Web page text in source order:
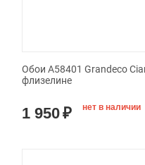
Обои A58401 Grandeco
флизелине
1 950₽ нет в наличии